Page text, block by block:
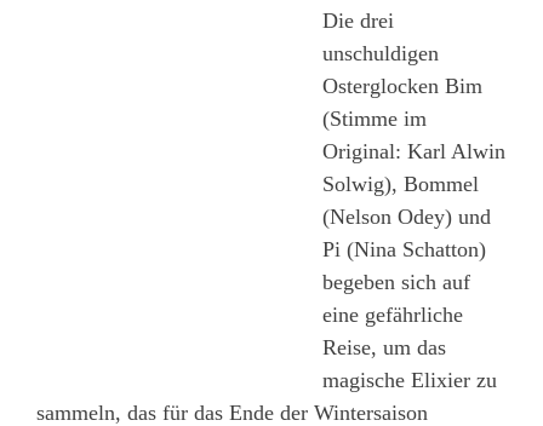
Die drei
unschuldigen
Osterglocken Bim
(Stimme im
Original: Karl Alwin
Solwig), Bommel
(Nelson Odey) und
Pi (Nina Schatton)
begeben sich auf
eine gefährliche
Reise, um das
magische Elixier zu
sammeln, das für das Ende der Wintersaison